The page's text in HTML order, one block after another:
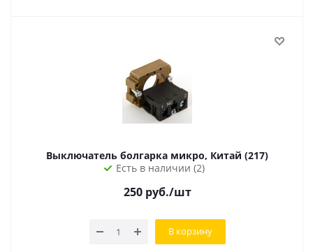
Выключатель болгарка микро, Китай (217)
Есть в наличии (2)
250руб./шт
В корзину